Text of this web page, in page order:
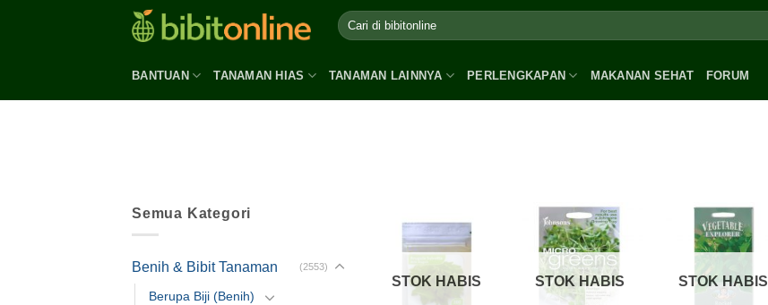
BANTUAN TANAMAN HIAS TANAMAN LAINNYA PERLENGKAPAN MAKANAN SEHAT FORUM
Semua Kategori
Benih & Bibit Tanaman (2553)
Berupa Biji (Benih)
STOK HABIS STOK HABIS STOK HABIS